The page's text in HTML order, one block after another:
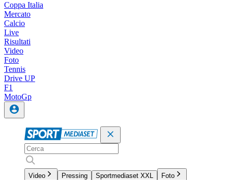
Coppa Italia
Mercato
Calcio
Live
Risultati
Video
Foto
Tennis
Drive UP
F1
MotoGp
Video Pressing Sportmediaset XXL
Foto